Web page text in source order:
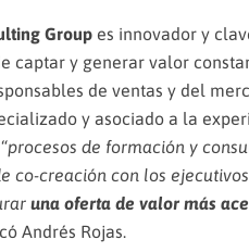
Group es innovador y
captar y generar valor
de ventas y del
y asociado a la
procesos de formación y
co-creación con los
una oferta de valor más
Andrés Rojas.